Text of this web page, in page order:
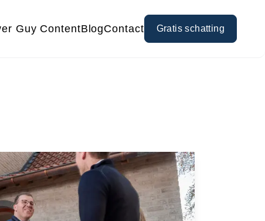
Guy ContentBlogContact Gratis schatting